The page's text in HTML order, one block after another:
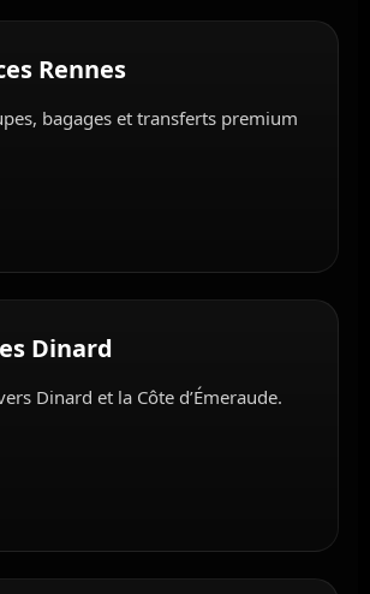
Rennes
bagages et transferts premium
Dinard
Dinard et la Côte d’Émeraude.